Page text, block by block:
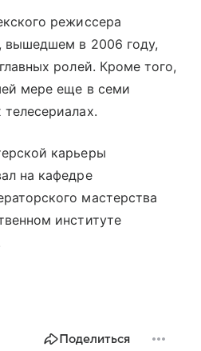
режиссера
вышедшем в 2006 году,
ролей. Кроме того,
мере еще в семи
карьеры
на кафедре
мастерства
институте
Поделиться